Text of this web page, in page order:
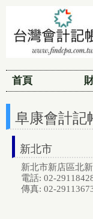
首頁
阜康會計記
新北市
新北市新店區北
電話: 02-
傳真: 02-